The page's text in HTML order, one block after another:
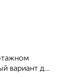
вариант д...